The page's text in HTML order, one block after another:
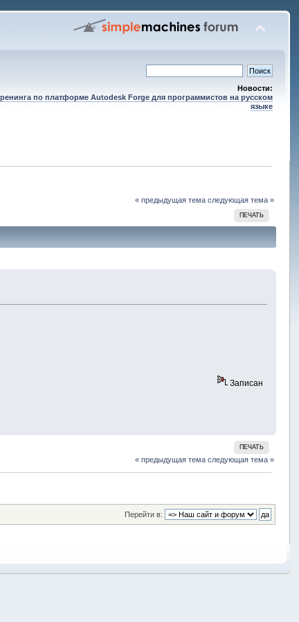
Новости:
по платформе Autodesk Forge для программистов на русском
языке
« предыдущая тема следующая тема »
ПЕЧАТЬ
Записан
ПЕЧАТЬ
« предыдущая тема следующая тема »
Перейти в: